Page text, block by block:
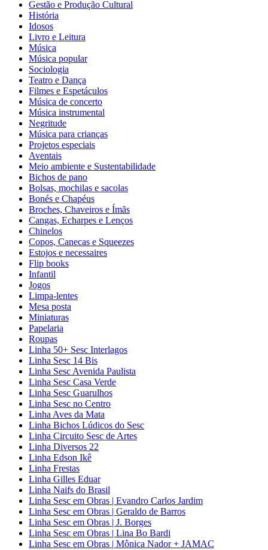
Gestão e Produção Cultural
História
Idosos
Livro e Leitura
Música
Música popular
Sociologia
Teatro e Dança
Filmes e Espetáculos
Música de concerto
Música instrumental
Negritude
Música para crianças
Projetos especiais
Aventais
Meio ambiente e Sustentabilidade
Bichos de pano
Bolsas, mochilas e sacolas
Bonés e Chapéus
Broches, Chaveiros e Ímãs
Cangas, Echarpes e Lenços
Chinelos
Copos, Canecas e Squeezes
Estojos e necessaires
Flip books
Infantil
Jogos
Limpa-lentes
Mesa posta
Miniaturas
Papelaria
Roupas
Linha 50+ Sesc Interlagos
Linha Sesc 14 Bis
Linha Sesc Avenida Paulista
Linha Sesc Casa Verde
Linha Sesc Guarulhos
Linha Sesc no Centro
Linha Aves da Mata
Linha Bichos Lúdicos do Sesc
Linha Circuito Sesc de Artes
Linha Diversos 22
Linha Edson Ikê
Linha Frestas
Linha Gilles Eduar
Linha Naifs do Brasil
Linha Sesc em Obras | Evandro Carlos Jardim
Linha Sesc em Obras | Geraldo de Barros
Linha Sesc em Obras | J. Borges
Linha Sesc em Obras | Lina Bo Bardi
Linha Sesc em Obras | Mônica Nador + JAMAC